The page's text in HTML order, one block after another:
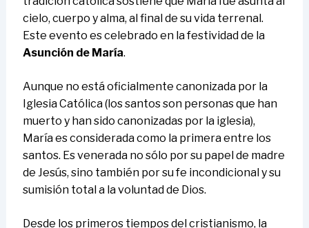
cielo, cuerpo y alma, al final de su vida terrenal.
Este evento es celebrado en la festividad de la
Asunción de María.
Aunque no está oficialmente canonizada por la
Iglesia Católica (los santos son personas que han
muerto y han sido canonizadas por la iglesia),
María es considerada como la primera entre los
santos. Es venerada no sólo por su papel de madre
de Jesús, sino también por su fe incondicional y su
sumisión total a la voluntad de Dios.
Desde los primeros tiempos del cristianismo, la